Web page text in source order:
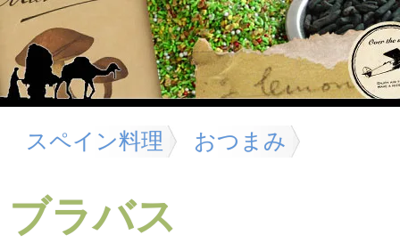
スペイン料理 おつまみ
ブラバス